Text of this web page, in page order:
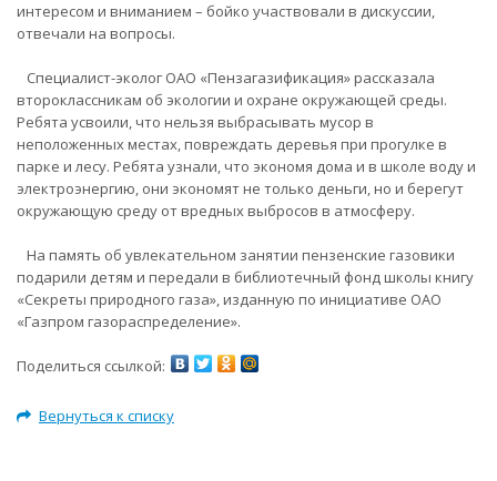
интересом и вниманием – бойко участвовали в дискуссии,
отвечали на вопросы.
Специалист-эколог ОАО «Пензагазификация» рассказала
второклассникам об экологии и охране окружающей среды.
Ребята усвоили, что нельзя выбрасывать мусор в
неположенных местах, повреждать деревья при прогулке в
парке и лесу. Ребята узнали, что экономя дома и в школе воду и
электроэнергию, они экономят не только деньги, но и берегут
окружающую среду от вредных выбросов в атмосферу.
На память об увлекательном занятии пензенские газовики
подарили детям и передали в библиотечный фонд школы книгу
«Секреты природного газа», изданную по инициативе ОАО
«Газпром газораспределение».
Поделиться ссылкой:
Вернуться к списку